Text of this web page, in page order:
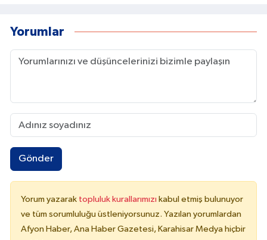
Yorumlar
Gönder
Yorum yazarak topluluk kurallarımızı kabul etmiş bulunuyor
ve tüm sorumluluğu üstleniyorsunuz. Yazılan yorumlardan
Afyon Haber, Ana Haber Gazetesi, Karahisar Medya hiçbir